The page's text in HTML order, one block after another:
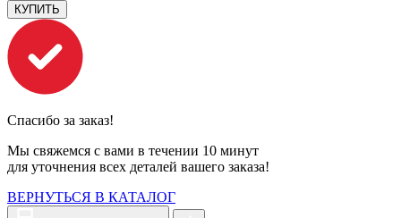
КУПИТЬ
Спасибо за заказ!
Мы свяжемся с вами в течении 10 минут
для уточнения всех деталей вашего заказа!
ВЕРНУТЬСЯ В КАТАЛОГ